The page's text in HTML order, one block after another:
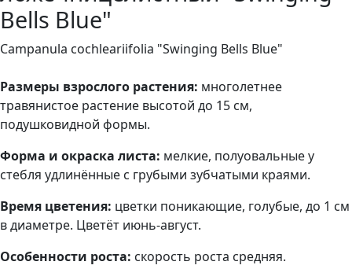
Bells Blue"
Campanula cochleariifolia "Swinging Bells Blue"
Размеры взрослого растения: многолетнее
травянистое растение высотой до 15 см,
подушковидной формы.
Форма и окраска листа: мелкие, полуовальные у
стебля удлинённые с грубыми зубчатыми краями.
Время цветения: цветки поникающие, голубые, до 1 см
в диаметре. Цветёт июнь-август.
Особенности роста: скорость роста средняя.